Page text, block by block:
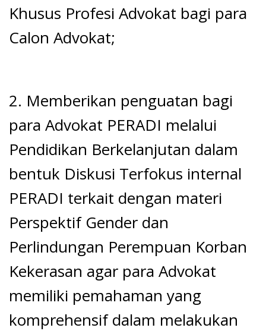
Khusus Profesi Advokat bagi para
Calon Advokat;
2. Memberikan penguatan bagi
para Advokat PERADI melalui
Pendidikan Berkelanjutan dalam
bentuk Diskusi Terfokus internal
PERADI terkait dengan materi
Perspektif Gender dan
Perlindungan Perempuan Korban
Kekerasan agar para Advokat
memiliki pemahaman yang
komprehensif dalam melakukan